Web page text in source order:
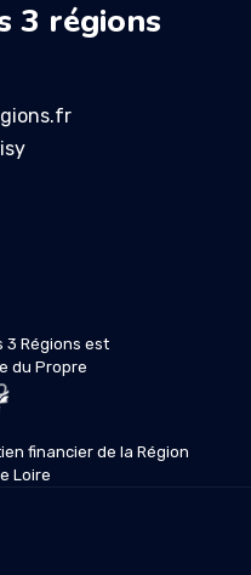
3 régions
3 Régions est
du Propre
financier de la Région
Loire